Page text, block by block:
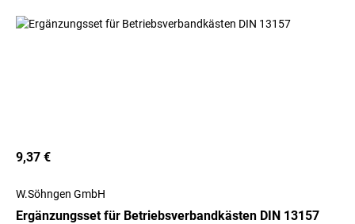
9,37 €
W.Söhngen GmbH
Ergänzungsset für Betriebsverbandkästen DIN 13157